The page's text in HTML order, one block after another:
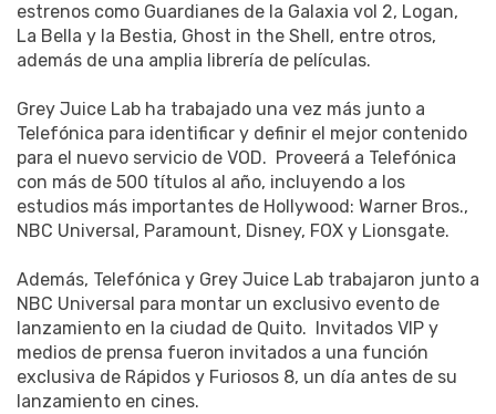
estrenos como Guardianes de la Galaxia vol 2, Logan,
La Bella y la Bestia, Ghost in the Shell, entre otros,
además de una amplia librería de películas.
Grey Juice Lab ha trabajado una vez más junto a
Telefónica para identificar y definir el mejor contenido
para el nuevo servicio de VOD. Proveerá a Telefónica
con más de 500 títulos al año, incluyendo a los
estudios más importantes de Hollywood: Warner Bros.,
NBC Universal, Paramount, Disney, FOX y Lionsgate.
Además, Telefónica y Grey Juice Lab trabajaron junto a
NBC Universal para montar un exclusivo evento de
lanzamiento en la ciudad de Quito. Invitados VIP y
medios de prensa fueron invitados a una función
exclusiva de Rápidos y Furiosos 8, un día antes de su
lanzamiento en cines.